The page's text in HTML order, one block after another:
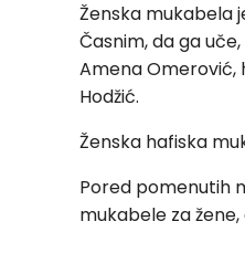
Ženska mukabela
Časnim, da ga
Amena Omerović,
Hodžić.
Ženska hafiska
Pored pomenutih
mukabele za